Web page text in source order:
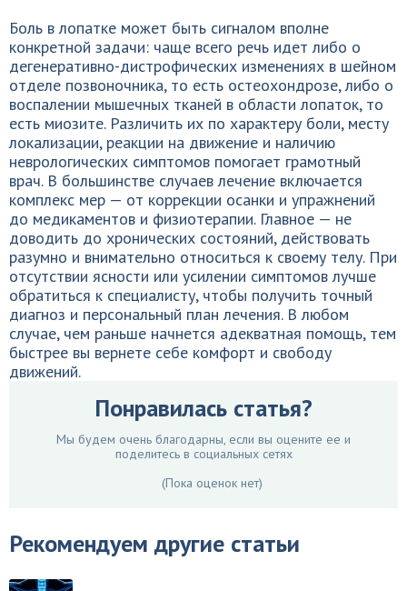
Боль в лопатке может быть сигналом вполне
конкретной задачи: чаще всего речь идет либо о
дегенеративно-дистрофических изменениях в шейном
отделе позвоночника, то есть остеохондрозе, либо о
воспалении мышечных тканей в области лопаток, то
есть миозите. Различить их по характеру боли, месту
локализации, реакции на движение и наличию
неврологических симптомов помогает грамотный
врач. В большинстве случаев лечение включается
комплекс мер — от коррекции осанки и упражнений
до медикаментов и физиотерапии. Главное — не
доводить до хронических состояний, действовать
разумно и внимательно относиться к своему телу. При
отсутствии ясности или усилении симптомов лучше
обратиться к специалисту, чтобы получить точный
диагноз и персональный план лечения. В любом
случае, чем раньше начнется адекватная помощь, тем
быстрее вы вернете себе комфорт и свободу
движений.
Понравилась статья?
Мы будем очень благодарны, если вы оцените ее и
поделитесь в социальных сетях
(Пока оценок нет)
Рекомендуем другие статьи